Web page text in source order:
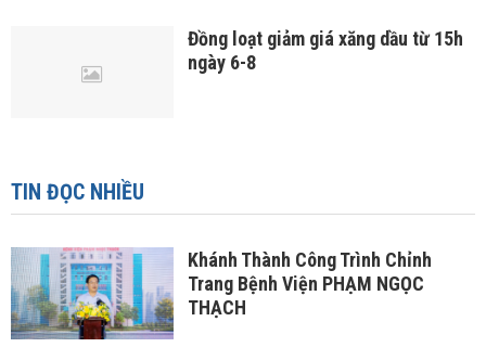
Đồng loạt giảm giá xăng dầu từ 15h
ngày 6-8
TIN ĐỌC NHIỀU
Khánh Thành Công Trình Chỉnh
Trang Bệnh Viện PHẠM NGỌC
THẠCH